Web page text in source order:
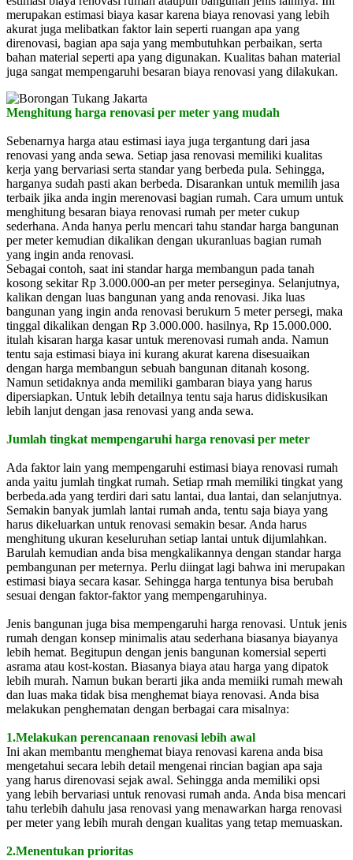
merupakan estimasi biaya kasar karena biaya renovasi yang lebih
akurat juga melibatkan faktor lain seperti ruangan apa yang
direnovasi, bagian apa saja yang membutuhkan perbaikan, serta
bahan material seperti apa yang digunakan. Kualitas bahan material
juga sangat mempengaruhi besaran biaya renovasi yang dilakukan.
Menghitung harga renovasi per meter yang mudah
Sebenarnya harga atau estimasi iaya juga tergantung dari jasa
renovasi yang anda sewa. Setiap jasa renovasi memiliki kualitas
kerja yang bervariasi serta standar yang berbeda pula. Sehingga,
harganya sudah pasti akan berbeda. Disarankan untuk memilih jasa
terbaik jika anda ingin merenovasi bagian rumah. Cara umum untuk
menghitung besaran biaya renovasi rumah per meter cukup
sederhana. Anda hanya perlu mencari tahu standar harga bangunan
per meter kemudian dikalikan dengan ukuranluas bagian rumah
yang ingin anda renovasi.
Sebagai contoh, saat ini standar harga membangun pada tanah
kosong sekitar Rp 3.000.000-an per meter perseginya. Selanjutnya,
kalikan dengan luas bangunan yang anda renovasi. Jika luas
bangunan yang ingin anda renovasi berukurn 5 meter persegi, maka
tinggal dikalikan dengan Rp 3.000.000. hasilnya, Rp 15.000.000.
itulah kisaran harga kasar untuk merenovasi rumah anda. Namun
tentu saja estimasi biaya ini kurang akurat karena disesuaikan
dengan harga membangun sebuah bangunan ditanah kosong.
Namun setidaknya anda memiliki gambaran biaya yang harus
dipersiapkan. Untuk lebih detailnya tentu saja harus didiskusikan
lebih lanjut dengan jasa renovasi yang anda sewa.
Jumlah tingkat mempengaruhi harga renovasi per meter
Ada faktor lain yang mempengaruhi estimasi biaya renovasi rumah
anda yaitu jumlah tingkat rumah. Setiap rmah memiliki tingkat yang
berbeda.ada yang terdiri dari satu lantai, dua lantai, dan selanjutnya.
Semakin banyak jumlah lantai rumah anda, tentu saja biaya yang
harus dikeluarkan untuk renovasi semakin besar. Anda harus
menghitung ukuran keseluruhan setiap lantai untuk dijumlahkan.
Barulah kemudian anda bisa mengkalikannya dengan standar harga
pembangunan per meternya. Perlu diingat lagi bahwa ini merupakan
estimasi biaya secara kasar. Sehingga harga tentunya bisa berubah
sesuai dengan faktor-faktor yang mempengaruhinya.
Jenis bangunan juga bisa mempengaruhi harga renovasi. Untuk jenis
rumah dengan konsep minimalis atau sederhana biasanya biayanya
lebih hemat. Begitupun dengan jenis bangunan komersial seperti
asrama atau kost-kostan. Biasanya biaya atau harga yang dipatok
lebih murah. Namun bukan berarti jika anda memiiki rumah mewah
dan luas maka tidak bisa menghemat biaya renovasi. Anda bisa
melakukan penghematan dengan berbagai cara misalnya:
1.Melakukan perencanaan renovasi lebih awal
Ini akan membantu menghemat biaya renovasi karena anda bisa
mengetahui secara lebih detail mengenai rincian bagian apa saja
yang harus direnovasi sejak awal. Sehingga anda memiliki opsi
yang lebih bervariasi untuk renovasi rumah anda. Anda bisa mencari
tahu terlebih dahulu jasa renovasi yang menawarkan harga renovasi
per meter yang lebih murah dengan kualitas yang tetap memuaskan.
2.Menentukan prioritas